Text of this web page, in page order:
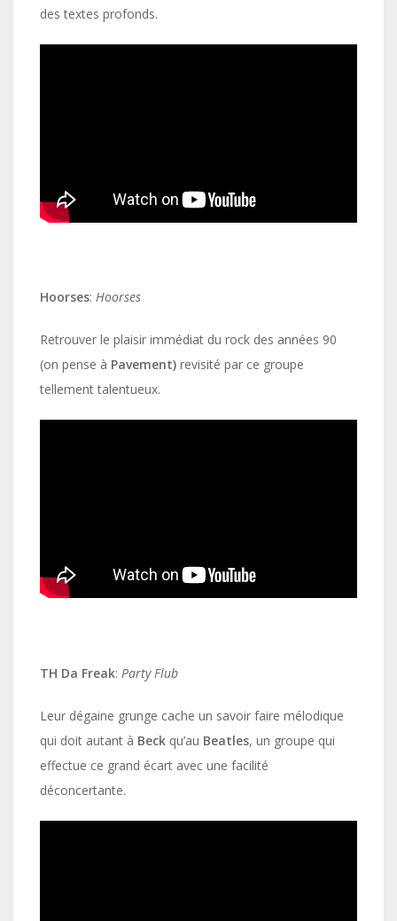
des textes profonds.
Hoorses: Hoorses
Retrouver le plaisir immédiat du rock des années 90
(on pense à Pavement) revisité par ce groupe
tellement talentueux.
TH Da Freak: Party Flub
Leur dégaine grunge cache un savoir faire mélodique
qui doit autant à Beck qu’au Beatles, un groupe qui
effectue ce grand écart avec une facilité
déconcertante.